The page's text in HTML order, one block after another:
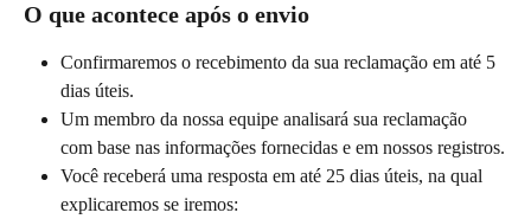
O que acontece após o envio
Confirmaremos o recebimento da sua reclamação em até 5
dias úteis.
Um membro da nossa equipe analisará sua reclamação
com base nas informações fornecidas e em nossos registros.
Você receberá uma resposta em até 25 dias úteis, na qual
explicaremos se iremos: